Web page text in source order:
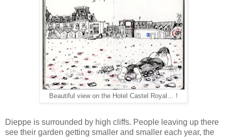
Beautiful view on the Hotel Castel Royal… !
Dieppe is surrounded by high cliffs. People leaving up there
see their garden getting smaller and smaller each year, the